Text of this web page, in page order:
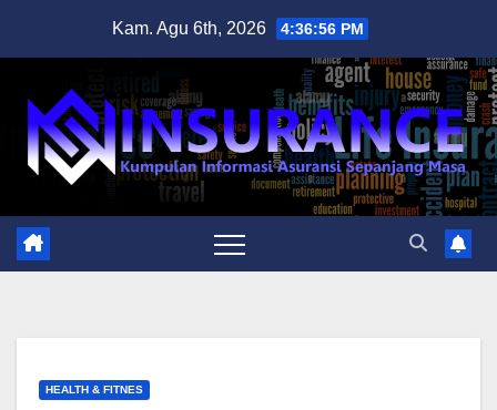
Kam. Agu 6th, 2026 4:36:57 PM
HEALTH & FITNES